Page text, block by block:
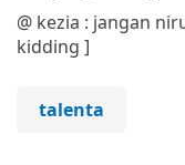
@ kezia : jangan
kidding ]
talenta